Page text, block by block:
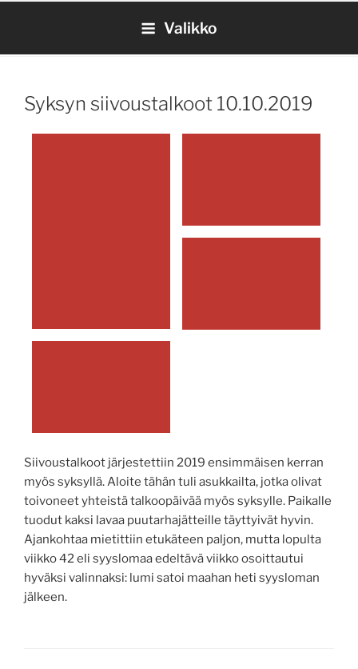
Valikko
Syksyn siivoustalkoot 10.10.2019
Siivoustalkoot järjestettiin 2019 ensimmäisen kerran
myös syksyllä. Aloite tähän tuli asukkailta, jotka olivat
toivoneet yhteistä talkoopäivää myös syksylle. Paikalle
tuodut kaksi lavaa puutarhajätteille täyttyivät hyvin.
Ajankohtaa mietittiin etukäteen paljon, mutta lopulta
viikko 42 eli syyslomaa edeltävä viikko osoittautui
hyväksi valinnaksi: lumi satoi maahan heti syysloman
jälkeen.